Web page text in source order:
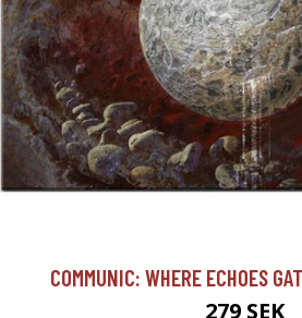
COMMUNIC: WHERE ECHOES
279 SEK